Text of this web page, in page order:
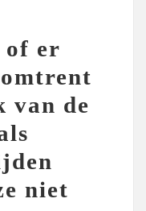
of er
van de
niet